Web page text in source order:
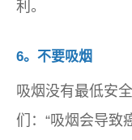
利。
6。不要吸烟
吸烟没有最低安
们：“吸烟会导致